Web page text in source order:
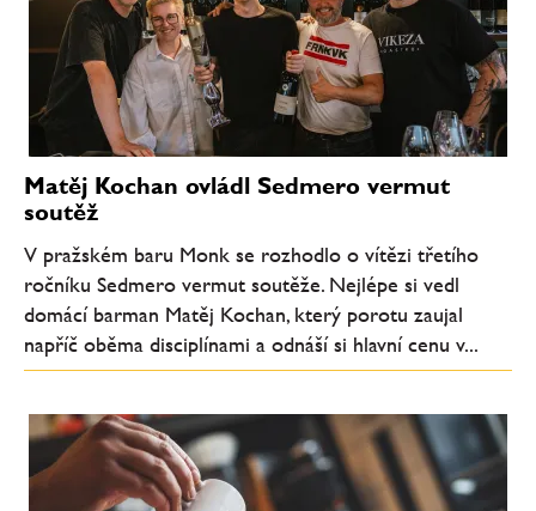
Matěj Kochan ovládl Sedmero vermut
soutěž
V pražském baru Monk se rozhodlo o vítězi třetího
ročníku Sedmero vermut soutěže. Nejlépe si vedl
domácí barman Matěj Kochan, který porotu zaujal
napříč oběma disciplínami a odnáší si hlavní cenu v...